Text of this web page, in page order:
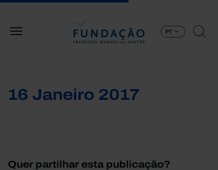
PT
16 Janeiro 2017
Quer partilhar esta publicação?